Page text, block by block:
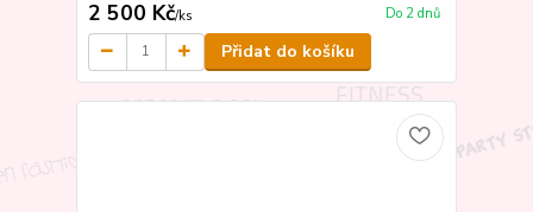
2 500 Kč/ks Do 2 dnů
Přidat do košíku